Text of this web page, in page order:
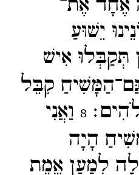
יֵשׁוּעַ
תְּקַבְּלוּ אִישׁ
קִבֵּל
8 וַאֲנִי
הָיָה
לְמַעַן אֱמֶת